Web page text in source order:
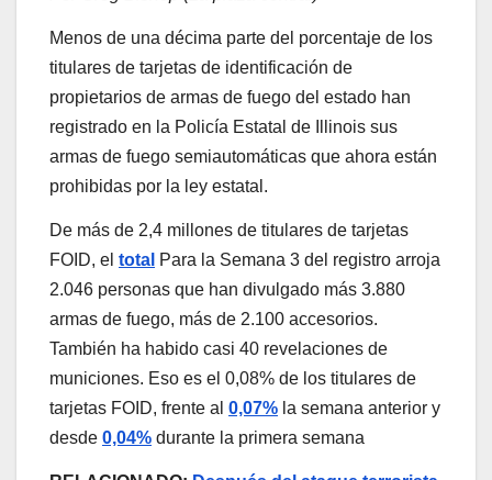
Menos de una décima parte del porcentaje de los
titulares de tarjetas de identificación de
propietarios de armas de fuego del estado han
registrado en la Policía Estatal de Illinois sus
armas de fuego semiautomáticas que ahora están
prohibidas por la ley estatal.
De más de 2,4 millones de titulares de tarjetas
FOID, el total Para la Semana 3 del registro arroja
2.046 personas que han divulgado más 3.880
armas de fuego, más de 2.100 accesorios.
También ha habido casi 40 revelaciones de
municiones. Eso es el 0,08% de los titulares de
tarjetas FOID, frente al 0,07% la semana anterior y
desde 0,04% durante la primera semana